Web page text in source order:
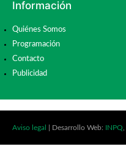
Información
Quiénes Somos
Programación
Contacto
Publicidad
Aviso legal | Desarrollo Web: INPQ